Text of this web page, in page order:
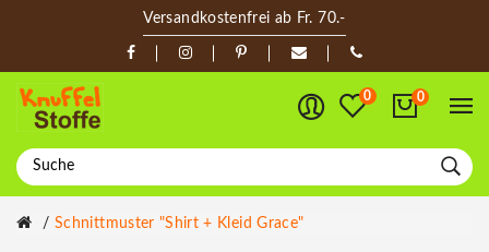
Versandkostenfrei ab Fr. 70.-
0 0
Schnittmuster "Shirt + Kleid Grace"